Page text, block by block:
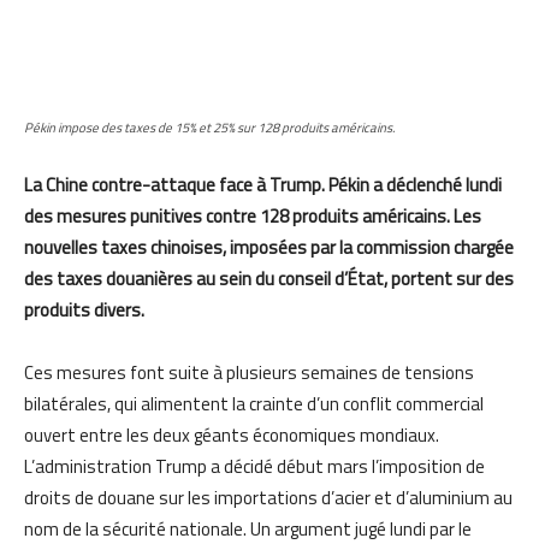
Pékin impose des taxes de 15% et 25% sur 128 produits américains.
La Chine contre-attaque face à Trump. Pékin a déclenché lundi
des mesures punitives contre 128 produits américains. Les
nouvelles taxes chinoises, imposées par la commission chargée
des taxes douanières au sein du conseil d’État, portent sur des
produits divers.
Ces mesures font suite à plusieurs semaines de tensions
bilatérales, qui alimentent la crainte d’un conflit commercial
ouvert entre les deux géants économiques mondiaux.
L’administration Trump a décidé début mars l’imposition de
droits de douane sur les importations d’acier et d’aluminium au
nom de la sécurité nationale. Un argument jugé lundi par le